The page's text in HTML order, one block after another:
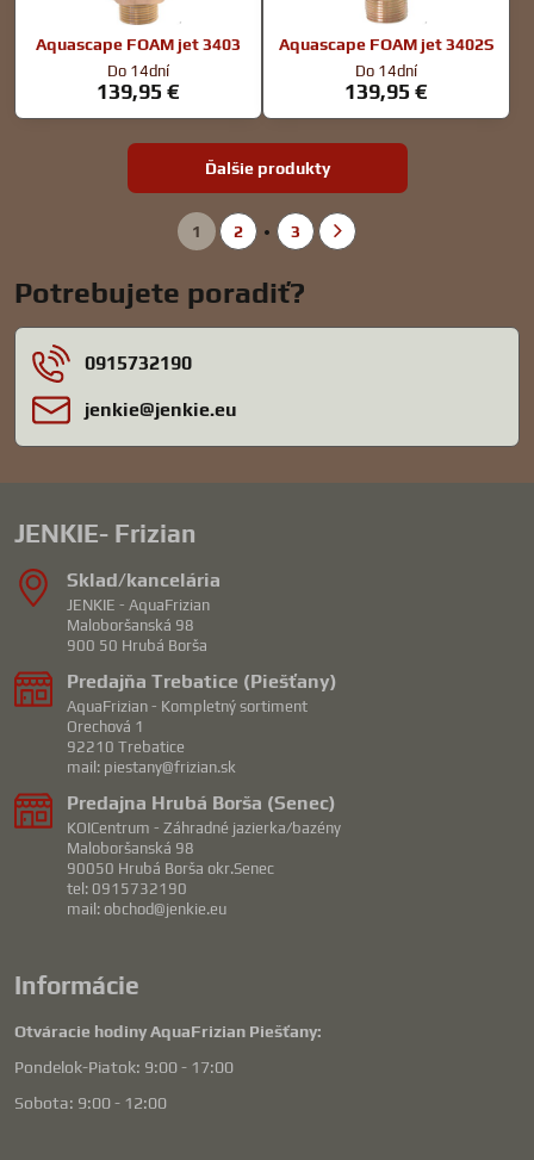
Aquascape FOAM jet 3403
Do 14dní
139,95 €
Aquascape FOAM jet 3402S
Do 14dní
139,95 €
Ďalšie produkty
1 2 3
Potrebujete poradiť?
0915732190
jenkie​@jenkie​.eu
JENKIE- Frizian
Sklad/kancelária
JENKIE - AquaFrizian
Maloboršanská 98
900 50 Hrubá Borša
Predajňa Trebatice (Piešťany)
AquaFrizian - Kompletný sortiment
Orechová 1
92210 Trebatice
mail: piestany@frizian.sk
Predajna Hrubá Borša (Senec)
KOICentrum - Záhradné jazierka/bazény
Maloboršanská 98
90050 Hrubá Borša okr.Senec
tel: 0915732190
mail: obchod@jenkie.eu
Informácie
Otváracie hodiny AquaFrizian Piešťany:
Pondelok-Piatok: 9:00 - 17:00
Sobota: 9:00 - 12:00